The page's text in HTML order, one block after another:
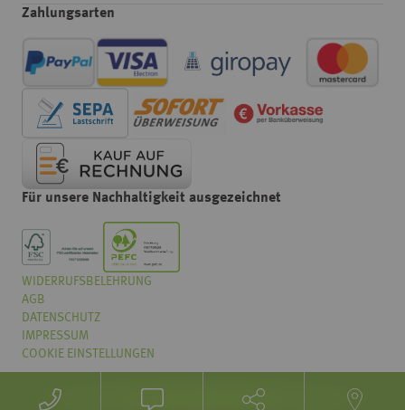
WIDERRUFSBELEHRUNG
AGB
DATENSCHUTZ
IMPRESSUM
COOKIE EINSTELLUNGEN
Zahlungsarten
Für unsere Nachhaltigkeit ausgezeichnet
Wie würden Sie unseren Onlineshop bewerten?
Wählen
Sie
eine
Option
von
1
Überhaupt nicht gut
Weiter